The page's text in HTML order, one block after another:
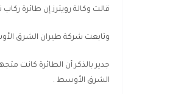
قالت وكالة رويترز إن طائرة
وتابعت شركة طيران الشرق
جدير بالذكر أن الطائرة كانت
الشرق الأوسط .